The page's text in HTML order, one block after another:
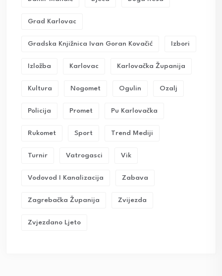
Grad Karlovac
Gradska Knjižnica Ivan Goran Kovačić Izbori
Izložba Karlovac Karlovačka Županija
Kultura Nogomet Ogulin Ozalj
Policija Promet Pu Karlovačka
Rukomet Sport Trend Mediji
Turnir Vatrogasci Vik
Vodovod I Kanalizacija Zabava
Zagrebačka Županija Zvijezda
Zvjezdano Ljeto